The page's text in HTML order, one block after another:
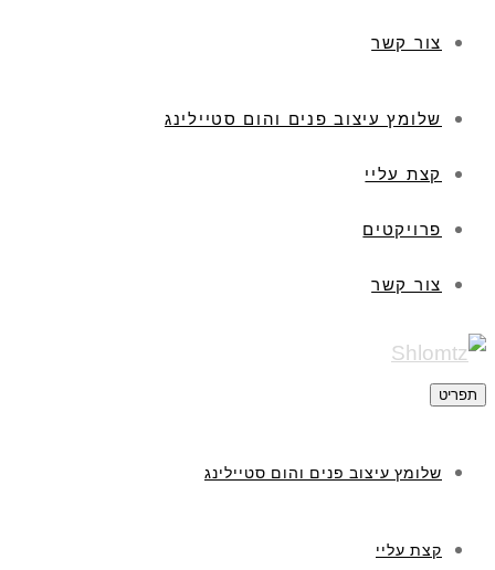
צור קשר
שלומץ עיצוב פנים והום סטיילינג
קצת עליי
פרויקטים
צור קשר
תפריט
שלומץ עיצוב פנים והום סטיילינג
קצת עליי